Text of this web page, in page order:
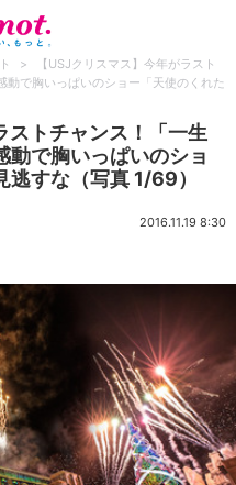
>
【USJクリスマス】今年がラスト
で胸いっぱいのショー「天使のくれた
ストチャンス！「一生
動で胸いっぱいのショ
すな（写真 1/69）
2016.11.19 8:30